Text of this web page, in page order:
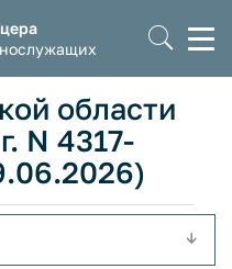
области
N 4317-